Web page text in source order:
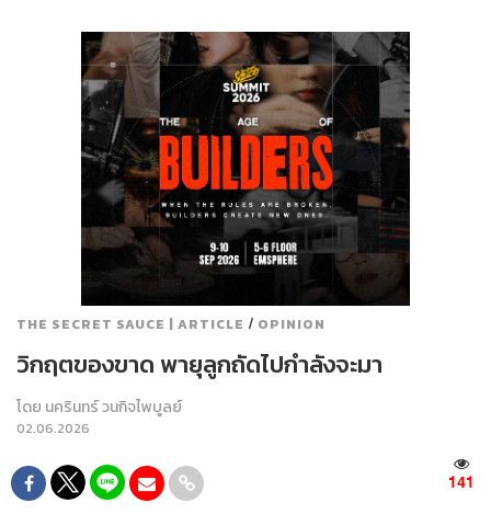
THE SECRET SAUCE | ARTICLE / OPINION
วิกฤตของขาด พายุลูกถัดไปกำลังจะมา
โดย นครินทร์ วนกิจไพบูลย์
02.06.2026
141